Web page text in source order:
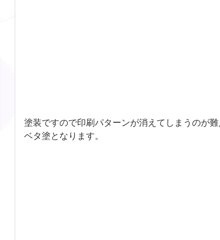
塗装ですので印刷パターンが消えてしまうのが
ベタ塗となります。